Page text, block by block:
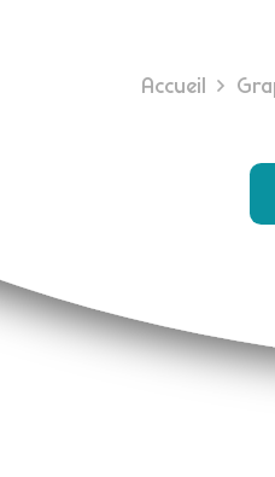
Accueil